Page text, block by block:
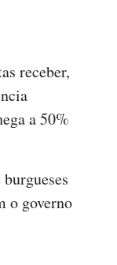
receber,
a 50%
burgueses
o governo